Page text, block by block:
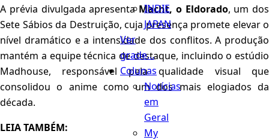
INDIE
JAPAN
Ver
grade...
Colunas
Notícias
em
Geral
My
A prévia divulgada apresentaMacht, o Eldorado, um dos
Sete Sábios da Destruição, cuja presença promete elevar o
nível dramático e a intensidade dos conflitos. A produção
mantém a equipe técnica de destaque, incluindo o estúdio
Madhouse, responsável pela qualidade visual que
consolidou o anime como um dos mais elogiados da
década.
LEIA TAMBÉM: